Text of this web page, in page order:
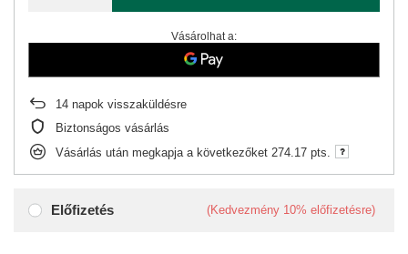
Előfizetés (Kedvezmény 10% előfizetésre)
Vásárolhat a:
14 napok visszaküldésre
Biztonságos vásárlás
Vásárlás után megkapja a következőket 274.17 pts.